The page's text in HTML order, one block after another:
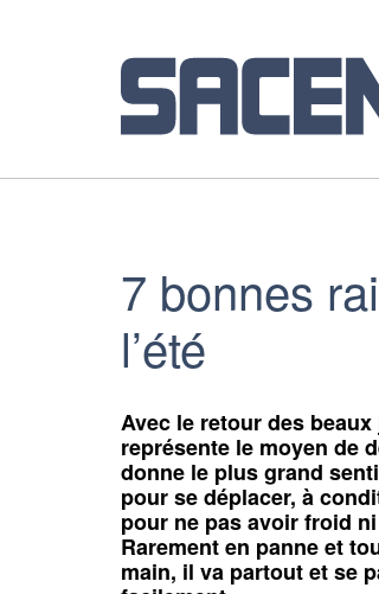
7 bonnes
l’été
Avec le retour des
représente le moyen de
donne le plus grand
pour se déplacer, à
pour ne pas avoir froid
Rarement en panne et
main, il va partout et se